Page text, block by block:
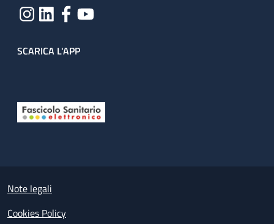
SCARICA L'APP
Small prints
Note legali
Cookies Policy